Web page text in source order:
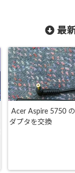
最
Acer Aspire 5750
ダプタを交換